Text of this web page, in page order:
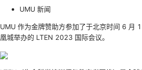
UMU 新闻
UMU 作为金牌赞助方参加了于北京时间 6 月
凰城举办的 LTEN 2023 国际会议。